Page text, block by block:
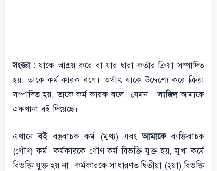
সংজ্ঞা :যাকে আশ্রয় করে বা যার দ্বারা কর্তার ক্রিয়া সম্পাদিত
হয়, তাকে কর্ম কারক বলে। অর্থাৎ যাকে উদ্দেশ্যে করে ক্রিয়া
সম্পাদিত হয়, তাকে কর্ম কারক বলে। যেমন –সাজিদআমাকে
একখানা বই দিয়েছে।
এখানেবইবস্তুবাচক কর্ম (মুখ্য) এবংআমাকেব্যক্তিবাচক
(গৌণ) কর্ম। কর্মকারকে গৌণ কর্ম বিভক্তি যুক্ত হয়, মুখ্য কর্মে
বিভক্তি যুক্ত হয় না। কর্মকারকে সাধারণত দ্বিতীয়া (২য়া) বিভক্তি